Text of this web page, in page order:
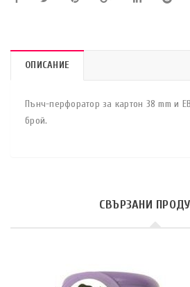
ОПИСАНИЕ
Пънч-перфоратор за картон 38 mm и
брой.
СВЪРЗАНИ